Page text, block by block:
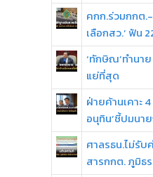
คกก.ร่วมกกต
เลือกสว.’ ฟัน
‘ทักษิณ’ทำนา
แย่ที่สุด
ฝ่ายค้านเคาะ
อนุทิน’ชี้ปมนา
ศาลรธน.ไม่รับ
สารกกต. ภูมิ